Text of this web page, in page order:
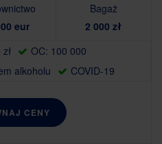
eur
Bagaż
2 000 zł
OC: 100 000
alkoholu COVID-19
CENY